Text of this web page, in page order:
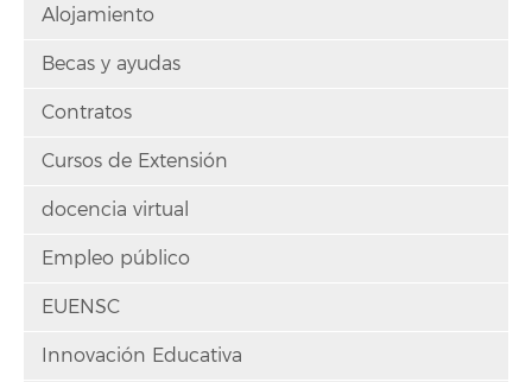
Alojamiento
Becas y ayudas
Contratos
Cursos de Extensión
docencia virtual
Empleo público
EUENSC
Innovación Educativa